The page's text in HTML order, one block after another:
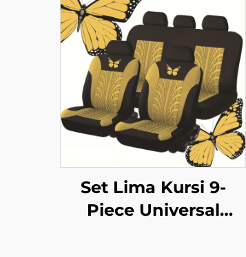
Set Lima Kursi 9-
Piece Universal